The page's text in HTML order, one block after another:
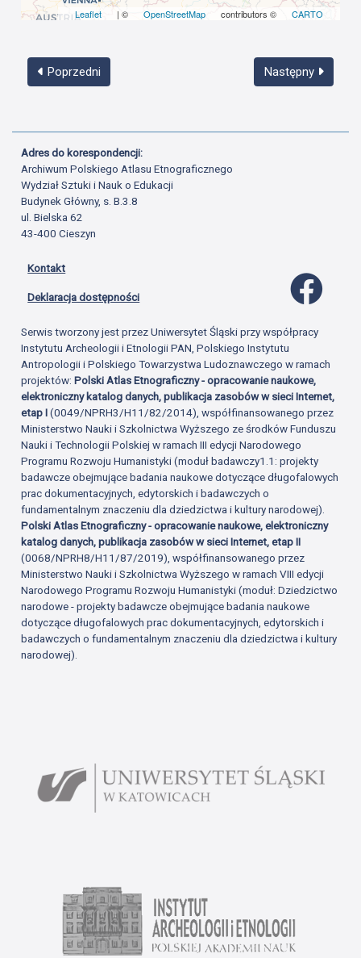
Leaflet | © OpenStreetMap contributors © CARTO
Poprzedni Następny
Adres do korespondencji:
Archiwum Polskiego Atlasu Etnograficznego
Wydział Sztuki i Nauk o Edukacji
Budynek Główny, s. B.3.8
ul. Bielska 62
43-400 Cieszyn
Kontakt
Deklaracja dostępności
Serwis tworzony jest przez Uniwersytet Śląski przy współpracy
Instytutu Archeologii i Etnologii PAN, Polskiego Instytutu
Antropologii i Polskiego Towarzystwa Ludoznawczego w ramach
projektów:Polski Atlas Etnograficzny - opracowanie naukowe,
elektroniczny katalog danych, publikacja zasobów w sieci Internet,
etap I(0049/NPRH3/H11/82/2014), współfinansowanego przez
Ministerstwo Nauki i Szkolnictwa Wyższego ze środków Funduszu
Nauki i Technologii Polskiej w ramach III edycji Narodowego
Programu Rozwoju Humanistyki (moduł badawczy1.1: projekty
badawcze obejmujące badania naukowe dotyczące długofalowych
prac dokumentacyjnych, edytorskich i badawczych o
fundamentalnym znaczeniu dla dziedzictwa i kultury narodowej).
Polski Atlas Etnograficzny - opracowanie naukowe, elektroniczny
katalog danych, publikacja zasobów w sieci Internet, etap II
(0068/NPRH8/H11/87/2019), współfinansowanego przez
Ministerstwo Nauki i Szkolnictwa Wyższego w ramach VIII edycji
Narodowego Programu Rozwoju Humanistyki (moduł: Dziedzictwo
narodowe - projekty badawcze obejmujące badania naukowe
dotyczące długofalowych prac dokumentacyjnych, edytorskich i
badawczych o fundamentalnym znaczeniu dla dziedzictwa i kultury
narodowej).